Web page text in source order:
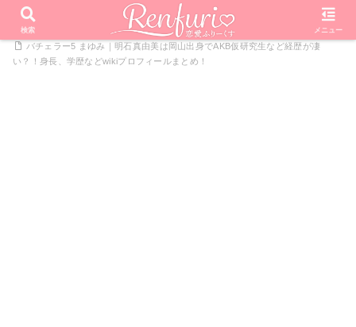
PR
ホーム 恋愛リアリティーショー
バチェラー・ジャパン
バチェラー5 まゆみ｜明石真由美は岡山出身でAKB仮研究生など経歴が凄
い？！身長、学歴などwikiプロフィールまとめ！
検索 メニュー